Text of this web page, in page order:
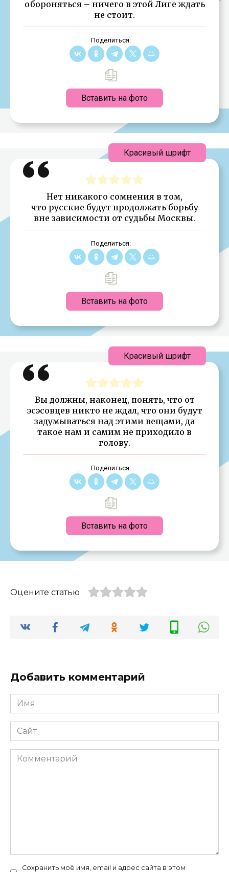
обороняться – ничего в этой Лиге ждать
не стоит.
Поделиться:
Вставить на фото
Нет никакого сомнения в том,
что русские будут продолжать борьбу
вне зависимости от судьбы Москвы.
Поделиться:
Вставить на фото
Красивый шрифт
Вы должны, наконец, понять, что от
эсэсовцев никто не ждал, что они будут
задумываться над этими вещами, да
такое нам и самим не приходило в
голову.
Поделиться:
Вставить на фото
Красивый шрифт
Оцените статью
Добавить комментарий
Имя
*
Сайт
Комментарий
Сохранить моё имя, email и адрес сайта в этом